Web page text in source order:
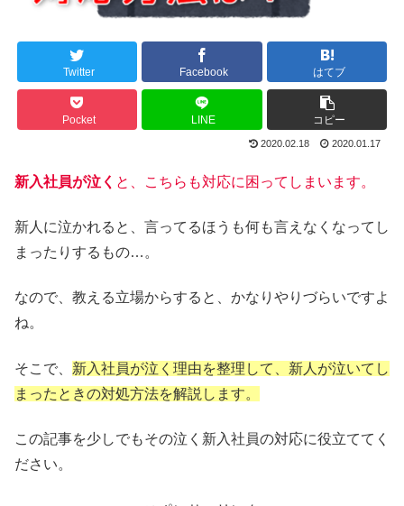
Twitter Facebook はてブ
Pocket LINE コピー
2020.02.18 2020.01.17
新入社員が泣く と、こちらも対応に困ってしまいます。
新人に泣かれると、言ってるほうも何も言えなくなってし
まったりするもの…。
なので、教える立場からすると、かなりやりづらいですよ
ね。
そこで、 新入社員が泣く理由を整理して、新人が泣いてし
まったときの対処方法を解説します。
この記事を少しでもその泣く新入社員の対応に役立ててく
ださい。